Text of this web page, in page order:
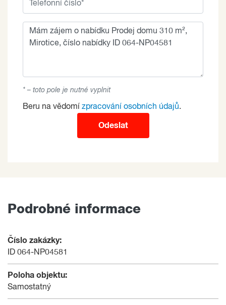
* – toto pole je nutné vyplnit
Beru na vědomí zpracování osobních údajů.
Odeslat
Podrobné informace
Číslo zakázky:
ID 064-NP04581
Poloha objektu:
Samostatný